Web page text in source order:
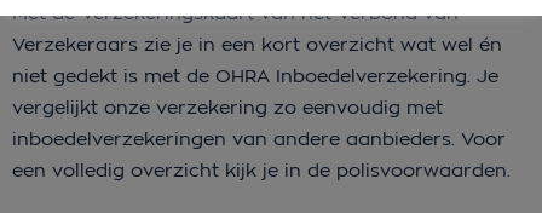
Met de Verzekeringskaart van het Verbond van
Verzekeraars zie je in een kort overzicht wat wel én
niet gedekt is met de OHRA Inboedelverzekering. Je
vergelijkt onze verzekering zo eenvoudig met
inboedelverzekeringen van andere aanbieders. Voor
een volledig overzicht kijk je in de polisvoorwaarden.